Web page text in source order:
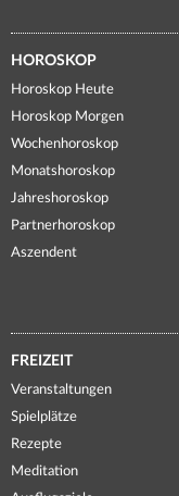
HOROSKOP
Horoskop Heute
Horoskop Morgen
Wochenhoroskop
Monatshoroskop
Jahreshoroskop
Partnerhoroskop
Aszendent
FREIZEIT
Veranstaltungen
Spielplätze
Rezepte
Meditation